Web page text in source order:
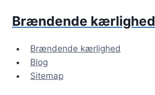
Brændende kærlighed
Brændende kærlighed
Blog
Sitemap